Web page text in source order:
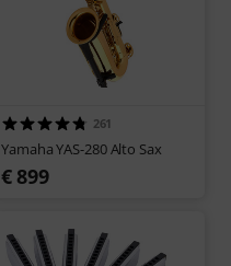
261
Yamaha YAS-280 Alto Sax
€ 899